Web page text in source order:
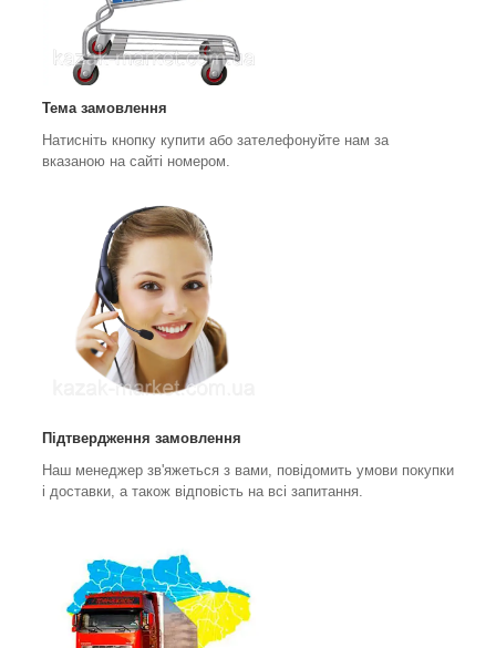
Тема замовлення
Натисніть кнопку купити або зателефонуйте нам за
вказаною на сайті номером.
Підтвердження замовлення
Наш менеджер зв'яжеться з вами, повідомить умови покупки
і доставки, а також відповість на всі запитання.